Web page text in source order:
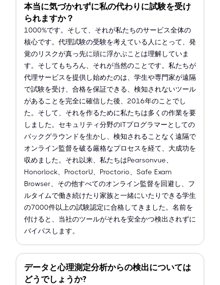
本当に気づかれずに私の代わりに試験を受け
られますか？
1000%です。そして、それが私たちのサービス全体の
核心です。代理試験の受験を考えている人にとって、発
覚のリスクが真っ先に頭に浮かぶことは理解していま
す。そしてもちろん、それが当然のことです。私たちが
代理サービスを提供し始めたのは、学生や専門家が遠隔
で試験を受け、合格を保証できる、検知されないツール
があることを完全に確信した後、2016年のことでし
た。そして、それを作るために私たちは多くの作業を要
しました。セキュリティ分野のITプログラマーとしての
バックグラウンドを生かし、検知されることなく遠隔で
オンライン監督を破る厳格なプロセスを経て、大成功を
収めました。それ以来、私たちはPearsonvue、
Honorlock、ProctorU、Proctorio、Safe Exam
Browser、その他すべてのオンライン監督を回避し、フ
ルタイムで働き続けたり家族と一緒にいたりできる学生
の7000件以上の試験認定に合格してきました。名前を
付けると、当社のツールがそれを安全かつ検出されずに
バイパスします。
データと心理測定分析からの検出については
どうでしょうか?